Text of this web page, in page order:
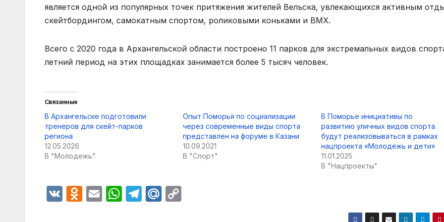
является одной из популярных точек притяжения жителей Вельска, увлекающихся активным
скейтбордингом, самокатным спортом, роликовыми коньками и BMX.
Всего с 2020 года в Архангельской области построено 11 парков для экстремальных видов
летний период на этих площадках занимается более 5 тысяч человек.
Связанные
В Архангельске подготовили
тренеров для скейт-парков
региона
12.05.2026
В "Молодежь"
Опыт Поморья по социализации
через современные виды спорта
представлен на форуме в Казани
10.09.2021
В "Спорт"
В Поморье инициативы по
развитию уличных видов спорта
будут реализовываться в рамках
нацпроекта «Молодежь и дети»
11.01.2025
В "Нацпроекты"
V
O E
W T
M